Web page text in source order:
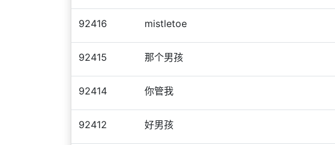
92416 mistletoe
92415 那个男孩
92414 你管我
92412 好男孩